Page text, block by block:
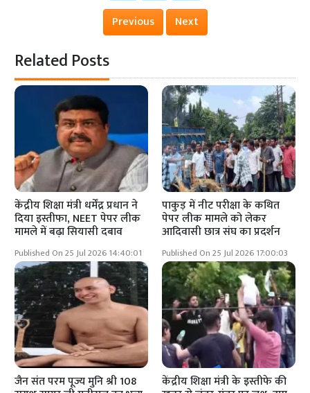
Previous Next
Related Posts
केंद्रीय शिक्षा मंत्री धर्मेंद्र प्रधान ने
दिया इस्तीफा, NEET पेपर लीक
मामले में बढ़ा सियासी दबाव
Published On 25 Jul 2026 14:40:01
पाकुड़ में नीट परीक्षा के कथित
पेपर लीक मामले को लेकर
आदिवासी छात्र संघ का प्रदर्शन
Published On 25 Jul 2026 17:00:03
जैन संत परम पूज्य मुनि श्री 108 केंद्रीय शिक्षा मंत्री के इस्तीफे की